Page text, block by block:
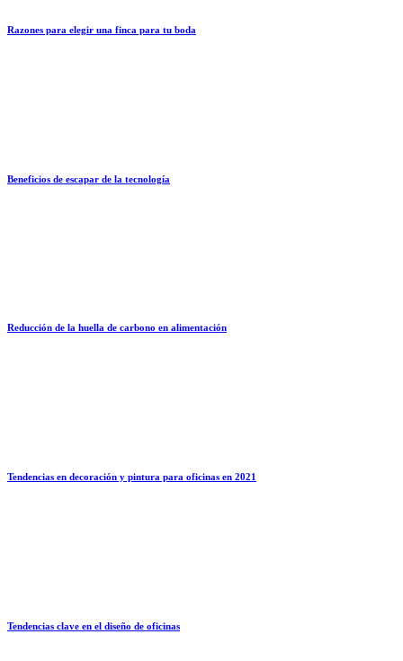
Razones para elegir una finca para tu boda
Beneficios de escapar de la tecnología
Reducción de la huella de carbono en alimentación
Tendencias en decoración y pintura para oficinas en 2021
Tendencias clave en el diseño de oficinas